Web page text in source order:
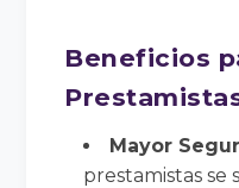
Beneficios
Mayor
prestamistas se